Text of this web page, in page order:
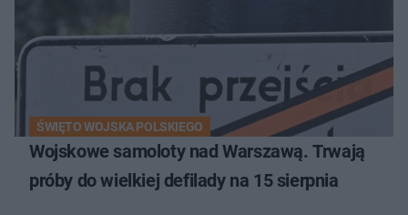
ŚWIĘTO WOJSKA POLSKIEGO
Wojskowe samoloty nad Warszawą. Trwają
próby do wielkiej defilady na 15 sierpnia